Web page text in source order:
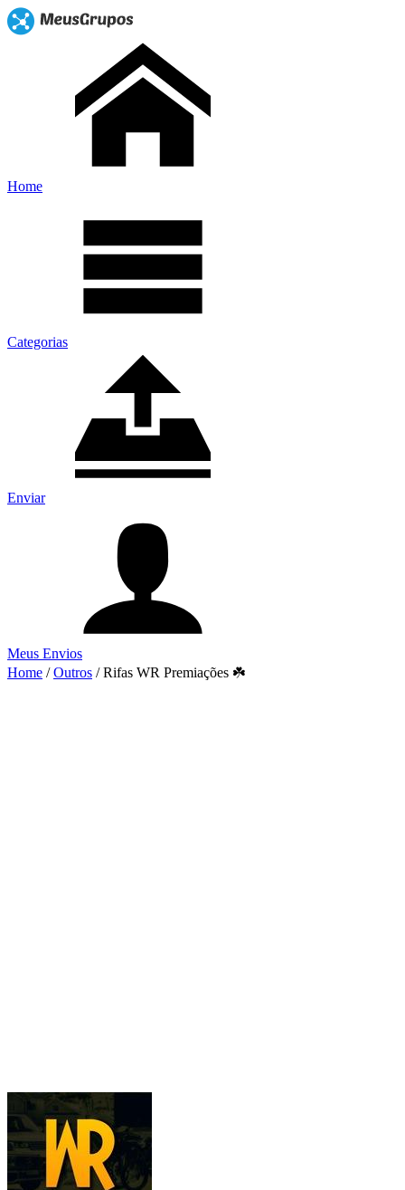
Home
Categorias
Enviar
Meus Envios
Home / Outros / Rifas WR Premiações ☘️